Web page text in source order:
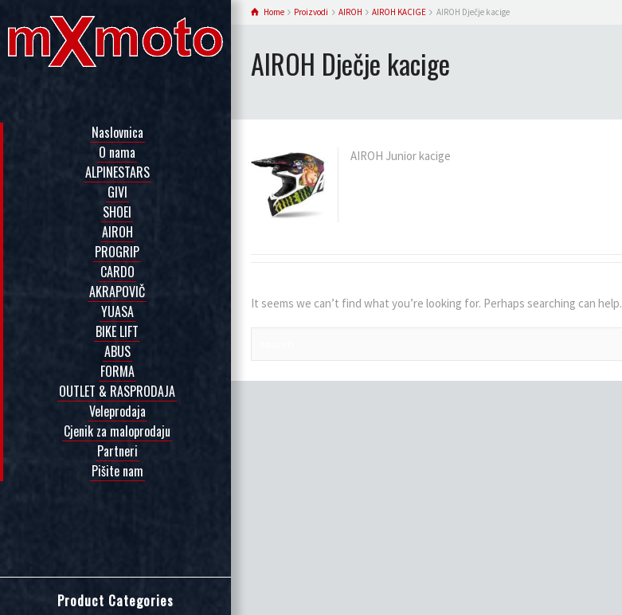
Naslovnica
O nama
ALPINESTARS
GIVI
SHOEI
AIROH
PROGRIP
CARDO
AKRAPOVIČ
YUASA
BIKE LIFT
ABUS
FORMA
OUTLET & RASPRODAJA
Veleprodaja
Cjenik za maloprodaju
Partneri
Pišite nam
Product Categories
Home Proizvodi AIROH AIROH KACIGE AIROH Dječje kacige
AIROH Dječje kacige
AIROH Junior kacige
It seems we can’t find what you’re looking for. Perhaps searching can help.